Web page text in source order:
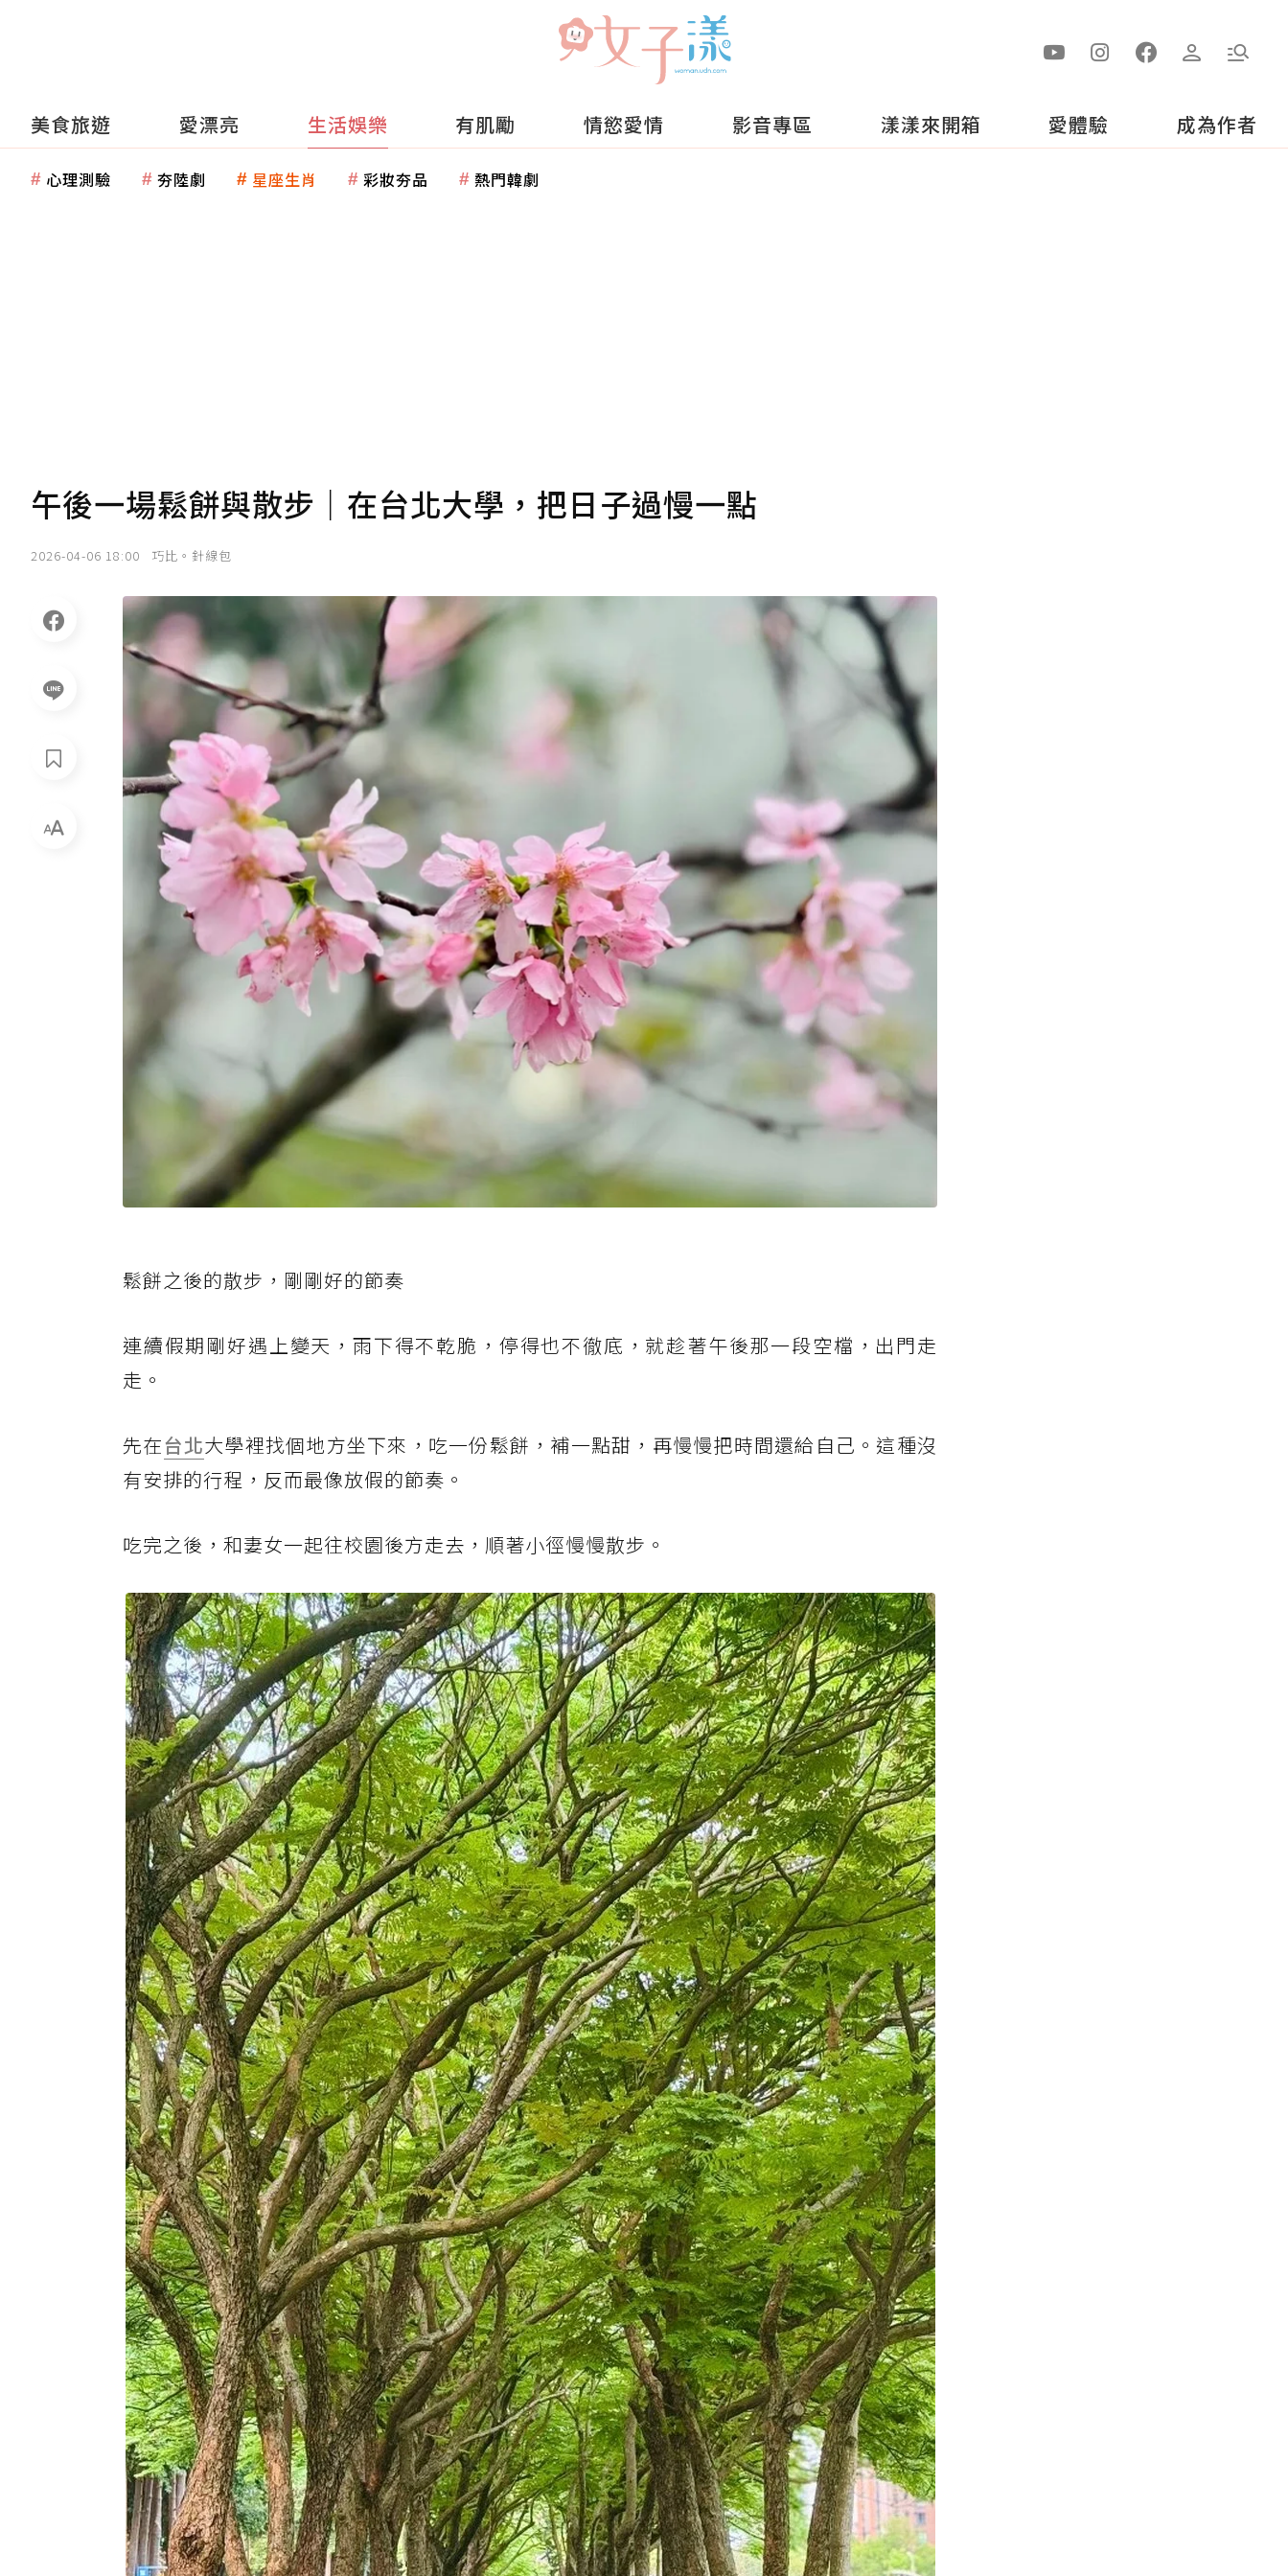
美食旅遊 愛漂亮 生活娛樂 有肌勵 情慾愛情 影音專區 漾漾來開箱 愛體驗 成為作者
心理測驗 夯陸劇 星座生肖 彩妝夯品 熱門韓劇
午後一場鬆餅與散步｜在台北大學，把日子過慢一點
2026-04-06 18:00 巧比。針線包
鬆餅之後的散步，剛剛好的節奏
連續假期剛好遇上變天，雨下得不乾脆，停得也不徹底，就趁著午後那一段空檔，出門走
走。
先在台北大學裡找個地方坐下來，吃一份鬆餅，補一點甜，再慢慢把時間還給自己。這種沒
有安排的行程，反而最像放假的節奏。
吃完之後，和妻女一起往校園後方走去，順著小徑慢慢散步。